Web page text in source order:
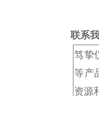
联系
笃挚
等产
资源